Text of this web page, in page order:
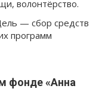
волонтёрство.
— сбор средств
программ
фонде «Анна